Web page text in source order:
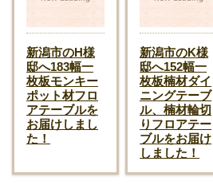
新潟市のH様
邸へ183幅一
枚板モンキー
ポット材フロ
アテーブルを
お届けしまし
た！
新潟市のK様
邸へ152幅一
枚板楠材ダイ
ニングテーブ
ル、楠材輪切
りフロアテー
ブルをお届け
しました！